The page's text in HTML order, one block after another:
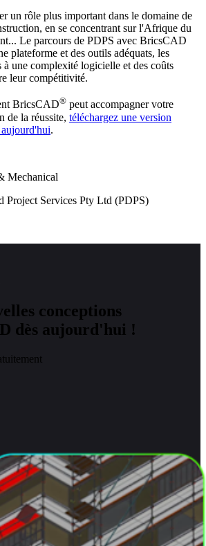
un rôle plus important dans le domaine de
en se concentrant sur l'Afrique du
Le parcours de PDPS avec BricsCAD
plateforme et des outils adéquats, les
à une complexité logicielle et des coûts
leur compétitivité.
BricsCAD® peut accompagner votre
de la réussite, téléchargez une version
aujourd'hui.
Mechanical
Project Services Pty Ltd (PDPS)
conceptions
dès aujourd'hui !